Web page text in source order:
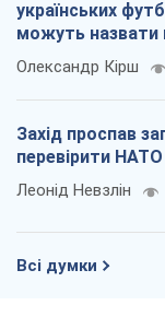
українських
можуть назвати
Олександр Кірш
Захід проспав
перевірити
Леонід Невзлін
Всі думки